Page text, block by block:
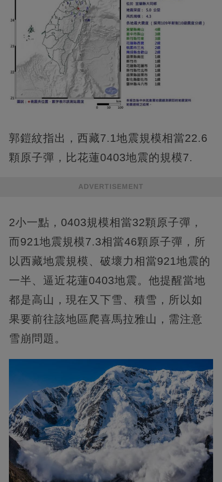
郭鎧紋指出，西藏7.1地震規模相當22.6
顆原子彈，比花蓮0403地震的規模7.
ADVERTISEMENT
2小一點，0403規模相當32顆原子彈，
而921地震規模7.3相當46顆原子彈，所
以西藏地震規模、破壞力相當921地震的
一半、逼近花蓮0403地震。他提醒當地
都是高山，現在又下雪、積雪，所以如
果要前往該地區爬喜馬拉雅山，需注意
雪崩問題。